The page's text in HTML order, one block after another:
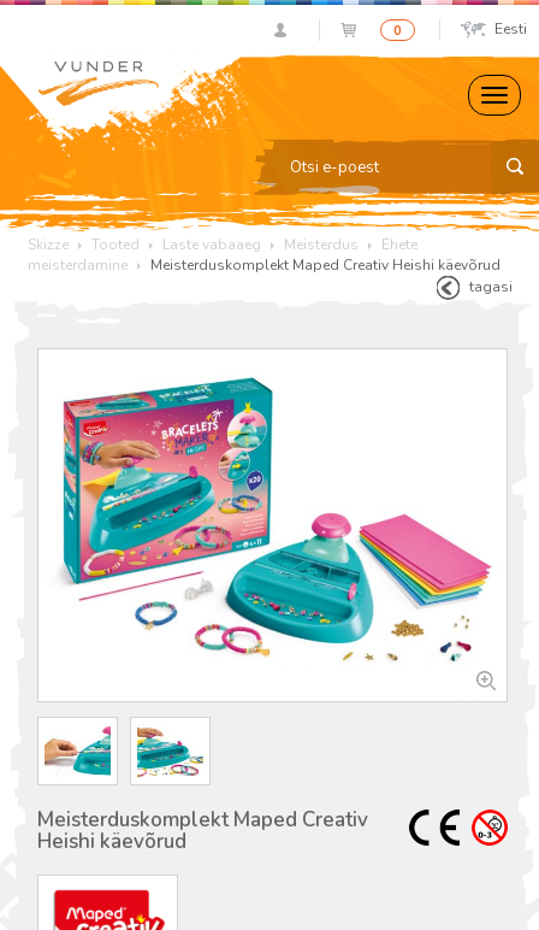
0 Eesti
Skizze Tooted Laste vabaaeg Meisterdus
Ehete
meisterdamine
Meisterduskomplekt Maped Creativ Heishi käevõrud
tagasi
Meisterduskomplekt Maped Creativ
Heishi käevõrud